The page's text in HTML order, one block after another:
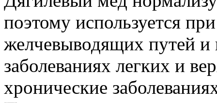
поэтому используется
желчевыводящих путей и
заболеваниях легких и
хронические